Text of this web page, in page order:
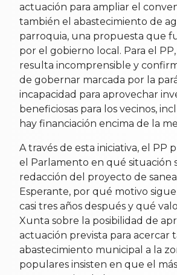
actuación para ampliar el
también el abastecimiento de
parroquia, una propuesta que
por el gobierno local. Para el
resulta incomprensible y
de gobernar marcada por la
incapacidad para aprovechar
beneficiosas para los vecinos,
hay financiación encima de la
A través de esta iniciativa, el PP
el Parlamento en qué situación
redacción del proyecto de
Esperante, por qué motivo
casi tres años después y qué
Xunta sobre la posibilidad de
actuación prevista para acercar
abastecimiento municipal a la
populares insisten en que el